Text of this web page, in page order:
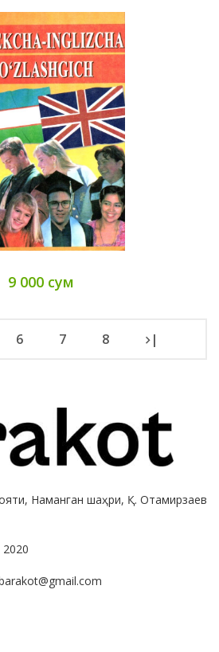
9 000 сум
6 7 8 |
Наманган шаҳри, Қ. Отамирзаев